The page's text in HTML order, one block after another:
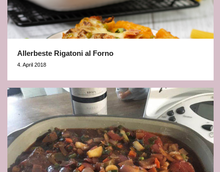
Allerbeste Rigatoni al Forno
4. April 2018